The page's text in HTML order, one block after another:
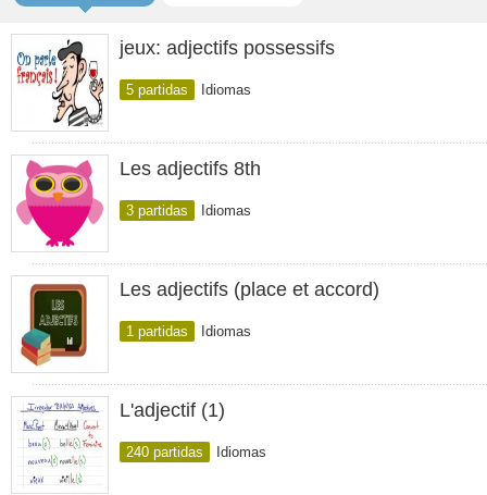
jeux: adjectifs possessifs
5 partidas Idiomas
Les adjectifs 8th
3 partidas Idiomas
Les adjectifs (place et accord)
1 partidas Idiomas
L'adjectif (1)
240 partidas Idiomas